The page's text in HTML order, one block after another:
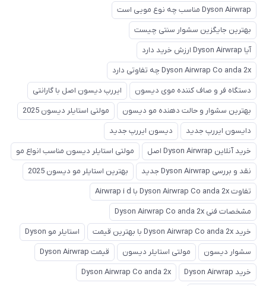
Dyson Airwrap مناسب چه نوع مویی است
بهترین جایگزین سشوار سنتی چیست
آیا Dyson Airwrap ارزش خرید دارد
Dyson Airwrap Co anda 2x چه تفاوتی دارد
دستگاه فر و صاف کننده موی دیسون
ایررپ دیسون اصل با گارانتی
بهترین سشوار و حالت دهنده مو دیسون
مولتی استایلر دیسون 2025
دایسون ایررپ جدید
دیسون ایررپ جدید
خرید آنلاین Dyson Airwrap اصل
مولتی استایلر دیسون مناسب انواع مو
نقد و بررسی Dyson Airwrap جدید
بهترین استایلر مو دیسون 2025
تفاوت Dyson Airwrap Co anda 2x با Airwrap i d
مشخصات فنی Dyson Airwrap Co anda 2x
خرید Dyson Airwrap Co anda 2x با بهترین قیمت
استایلر مو Dyson
سشوار دیسون
مولتی استایلر دیسون
قیمت Dyson Airwrap
خرید Dyson Airwrap
Dyson Airwrap Co anda 2x